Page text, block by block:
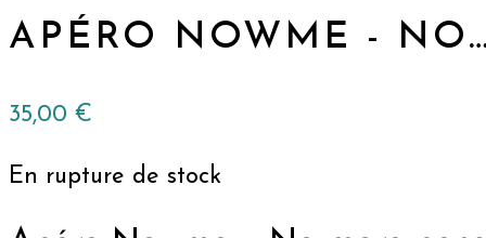
APÉRO NOWME -
35,00 €
En rupture de stock